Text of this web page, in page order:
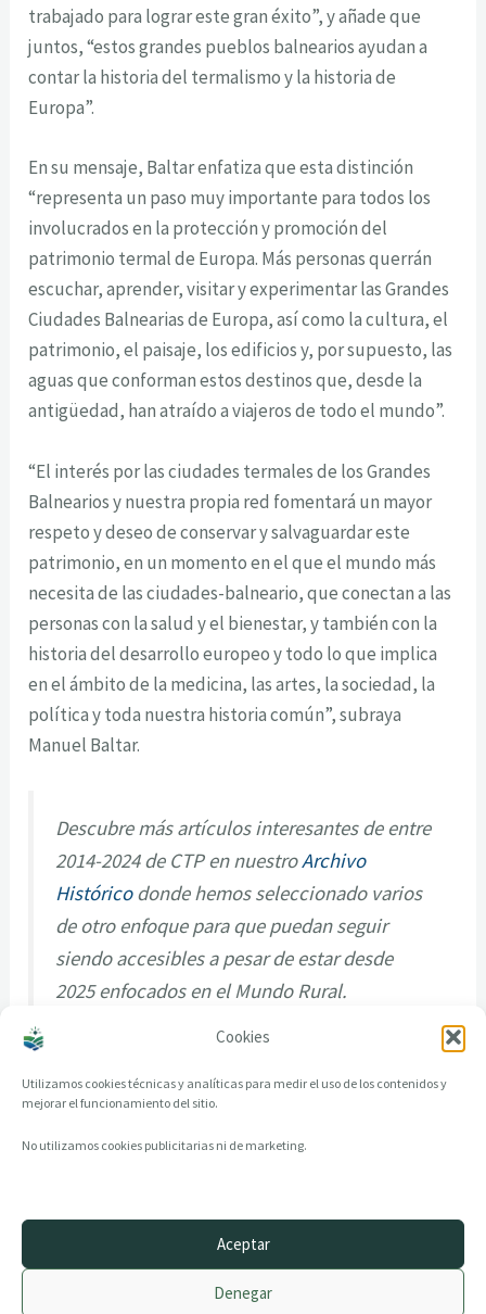
Cookies
Utilizamos cookies técnicas y analíticas para medir el uso de los contenidos y
mejorar el funcionamiento del sitio.
No utilizamos cookies publicitarias ni de marketing.
Aceptar
Denegar
trabajado para lograr este gran éxito”, y añade que
juntos, “estos grandes pueblos balnearios ayudan a
contar la historia del termalismo y la historia de
Europa”.
En su mensaje, Baltar enfatiza que esta distinción
“representa un paso muy importante para todos los
involucrados en la protección y promoción del
patrimonio termal de Europa. Más personas querrán
escuchar, aprender, visitar y experimentar las Grandes
Ciudades Balnearias de Europa, así como la cultura, el
patrimonio, el paisaje, los edificios y, por supuesto, las
aguas que conforman estos destinos que, desde la
antigüedad, han atraído a viajeros de todo el mundo”.
“El interés por las ciudades termales de los Grandes
Balnearios y nuestra propia red fomentará un mayor
respeto y deseo de conservar y salvaguardar este
patrimonio, en un momento en el que el mundo más
necesita de las ciudades-balneario, que conectan a las
personas con la salud y el bienestar, y también con la
historia del desarrollo europeo y todo lo que implica
en el ámbito de la medicina, las artes, la sociedad, la
política y toda nuestra historia común”, subraya
Manuel Baltar.
Descubre más artículos interesantes de entre
2014-2024 de CTP en nuestroArchivo
Históricodonde hemos seleccionado varios
de otro enfoque para que puedan seguir
siendo accesibles a pesar de estar desde
2025 enfocados en el Mundo Rural.
© 2014–2026 creandotuprovincia.es · Todos los derechos reservados